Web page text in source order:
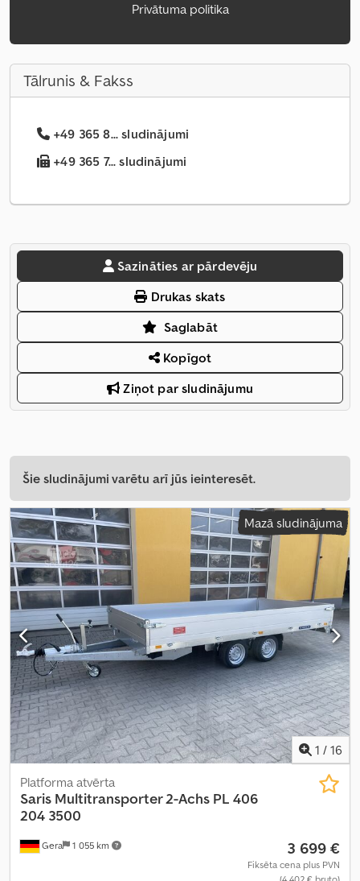
Privātuma politika
Tālrunis & Fakss
+49 365 8... sludinājumi
+49 365 7... sludinājumi
Sazināties ar pārdevēju
Drukas skats
Saglabāt
Kopīgot
Ziņot par sludinājumu
Šie sludinājumi varētu arī jūs ieinteresēt.
Mazā sludinājuma
1 / 16
Gera 1 055 km
Platforma atvērta
Saris Multitransporter 2-Achs PL 406
204 3500
3 699 €
Fiksēta cena plus PVN